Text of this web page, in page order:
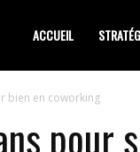
ACCUEIL
bien en coworking
pour